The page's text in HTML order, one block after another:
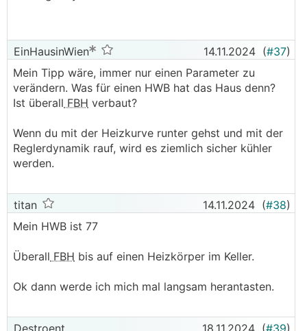
EinHausinWien 14.11.2024 (#37)
Mein Tipp wäre, immer nur einen Parameter zu
verändern. Was für einen HWB hat das Haus denn?
Ist überall FBH verbaut?
Wenn du mit der Heizkurve runter gehst und mit der
Reglerdynamik rauf, wird es ziemlich sicher kühler
werden.
titan 14.11.2024 (#38)
Mein HWB ist 77
Überall FBH bis auf einen Heizkörper im Keller.
Ok dann werde ich mich mal langsam herantasten.
Destroent 18.11.2024 (#39)